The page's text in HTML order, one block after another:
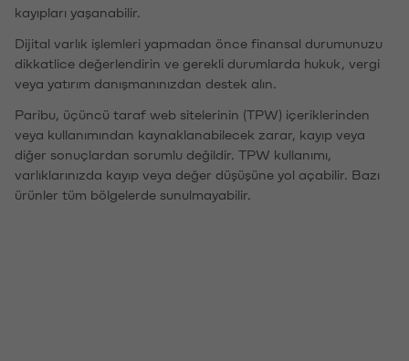
kayıpları yaşanabilir.
Dijital varlık işlemleri yapmadan önce finansal durumunuzu
dikkatlice değerlendirin ve gerekli durumlarda hukuk, vergi
veya yatırım danışmanınızdan destek alın.
Paribu, üçüncü taraf web sitelerinin (TPW) içeriklerinden
veya kullanımından kaynaklanabilecek zarar, kayıp veya
diğer sonuçlardan sorumlu değildir. TPW kullanımı,
varlıklarınızda kayıp veya değer düşüşüne yol açabilir. Bazı
ürünler tüm bölgelerde sunulmayabilir.